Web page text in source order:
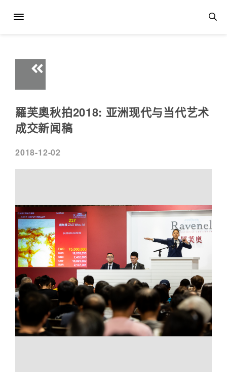
羅芙奧秋拍2018: 亚洲现代与当代艺术
成交新闻稿
2018-12-02